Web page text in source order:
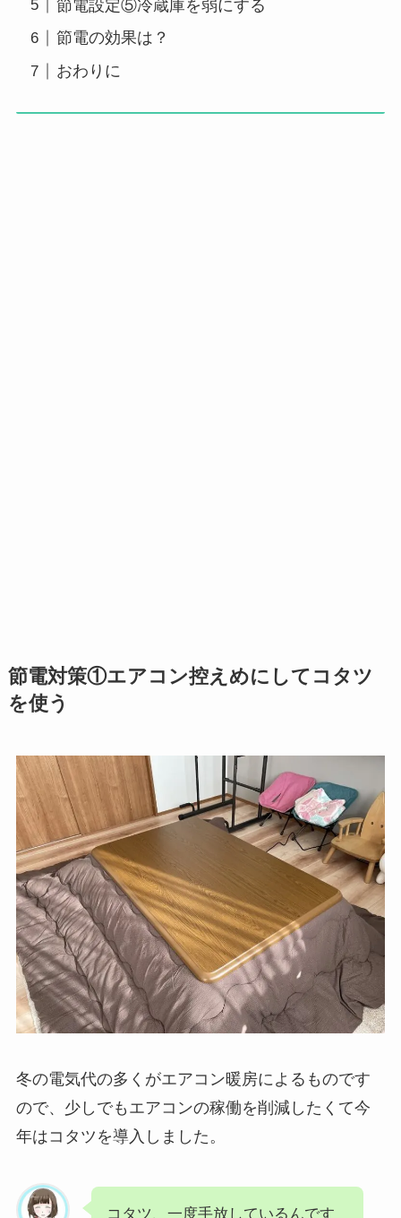
節電設定⑤冷蔵庫を弱にする
節電の効果は？
おわりに
節電対策①エアコン控えめにしてコタツ
を使う
冬の電気代の多くがエアコン暖房によるものです
ので、少しでもエアコンの稼働を削減したくて今
年はコタツを導入しました。
コタツ、一度手放しているんです